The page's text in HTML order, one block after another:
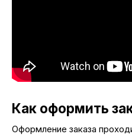
Как оформить
Оформление заказа